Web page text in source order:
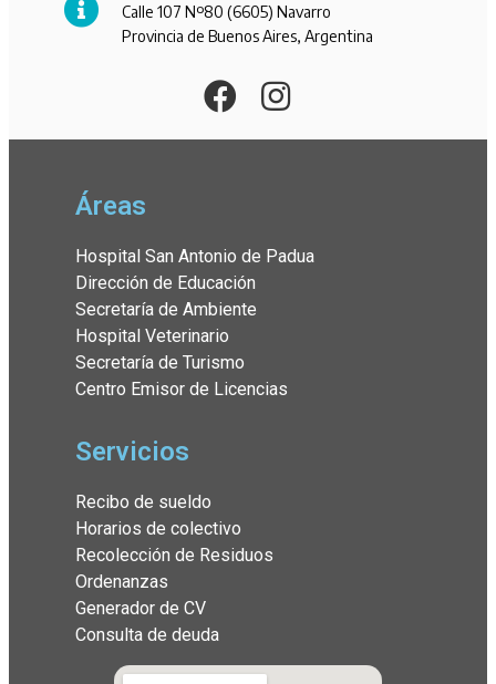
Calle 107 Nº80 (6605) Navarro
Provincia de Buenos Aires, Argentina
Áreas
Hospital San Antonio de Padua
Dirección de Educación
Secretaría de Ambiente
Hospital Veterinario
Secretaría de Turismo
Centro Emisor de Licencias
Servicios
Recibo de sueldo
Horarios de colectivo
Recolección de Residuos
Ordenanzas
Generador de CV
Consulta de deuda